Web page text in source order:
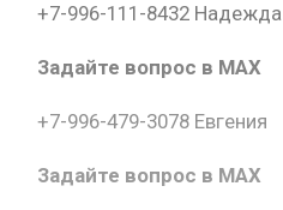
+7-996-111-8432 Надежда
Задайте вопрос в MAX
+7-996-479-3078 Евгения
Задайте вопрос в MAX